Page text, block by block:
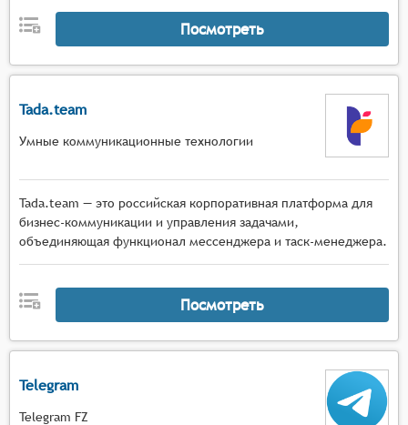
Посмотреть
Tada.team
Умные коммуникационные технологии
Tada.team — это российская корпоративная платформа для
бизнес-коммуникации и управления задачами,
объединяющая функционал мессенджера и таск-менеджера.
Посмотреть
Telegram
Telegram FZ